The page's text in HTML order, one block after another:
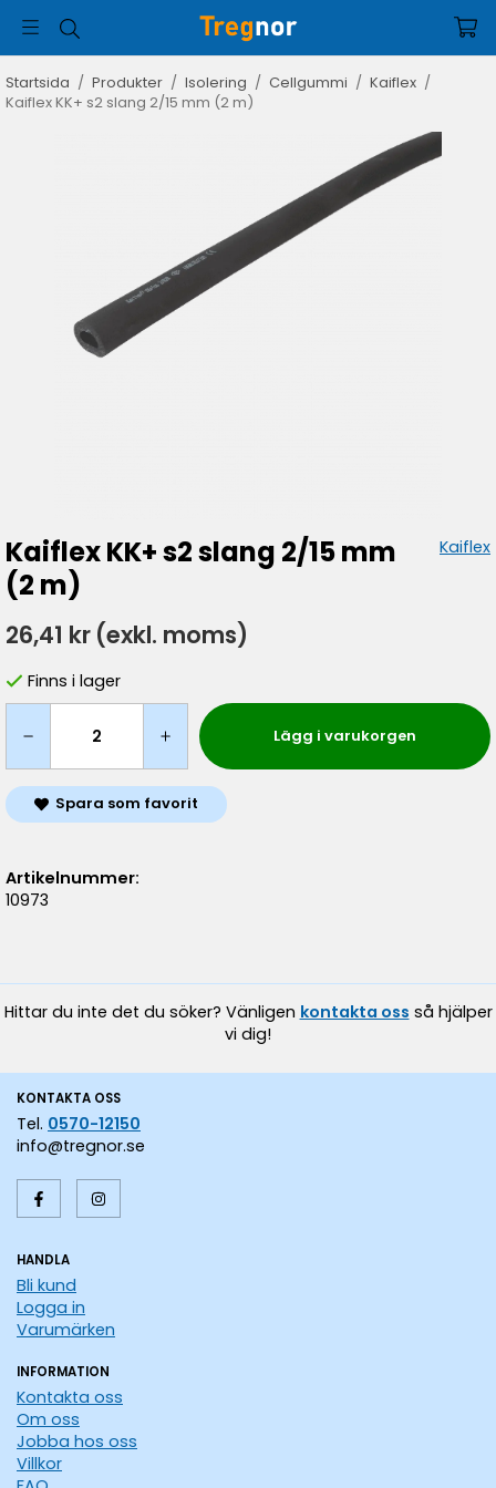
Startsida / Produkter / Isolering / Cellgummi / Kaiflex /
Kaiflex KK+ s2 slang 2/15 mm (2 m)
Kaiflex KK+ s2 slang 2/15 mm
(2 m)
Kaiflex
26,41 kr (exkl. moms)
Finns i lager
Lägg i varukorgen
Spara som favorit
Artikelnummer:
10973
Hittar du inte det du söker? Vänligen kontakta oss så hjälper
vi dig!
KONTAKTA OSS
Tel. 0570-12150
info@tregnor.se
HANDLA
Bli kund
Logga in
Varumärken
INFORMATION
Kontakta oss
Om oss
Jobba hos oss
Villkor